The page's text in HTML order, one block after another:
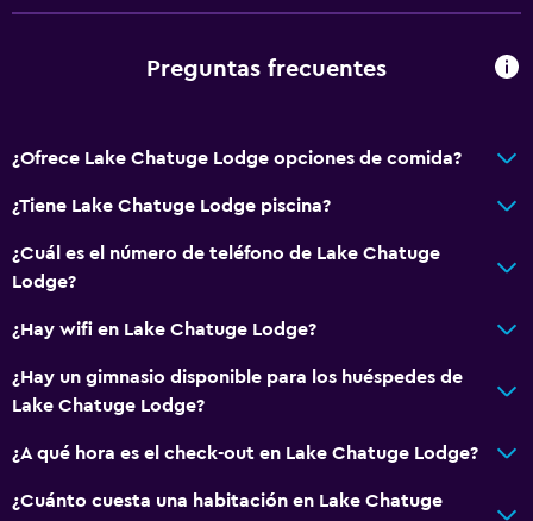
Preguntas frecuentes
¿Ofrece Lake Chatuge Lodge opciones de comida?
¿Tiene Lake Chatuge Lodge piscina?
¿Cuál es el número de teléfono de Lake Chatuge
Lodge?
¿Hay wifi en Lake Chatuge Lodge?
¿Hay un gimnasio disponible para los huéspedes de
Lake Chatuge Lodge?
¿A qué hora es el check-out en Lake Chatuge Lodge?
¿Cuánto cuesta una habitación en Lake Chatuge